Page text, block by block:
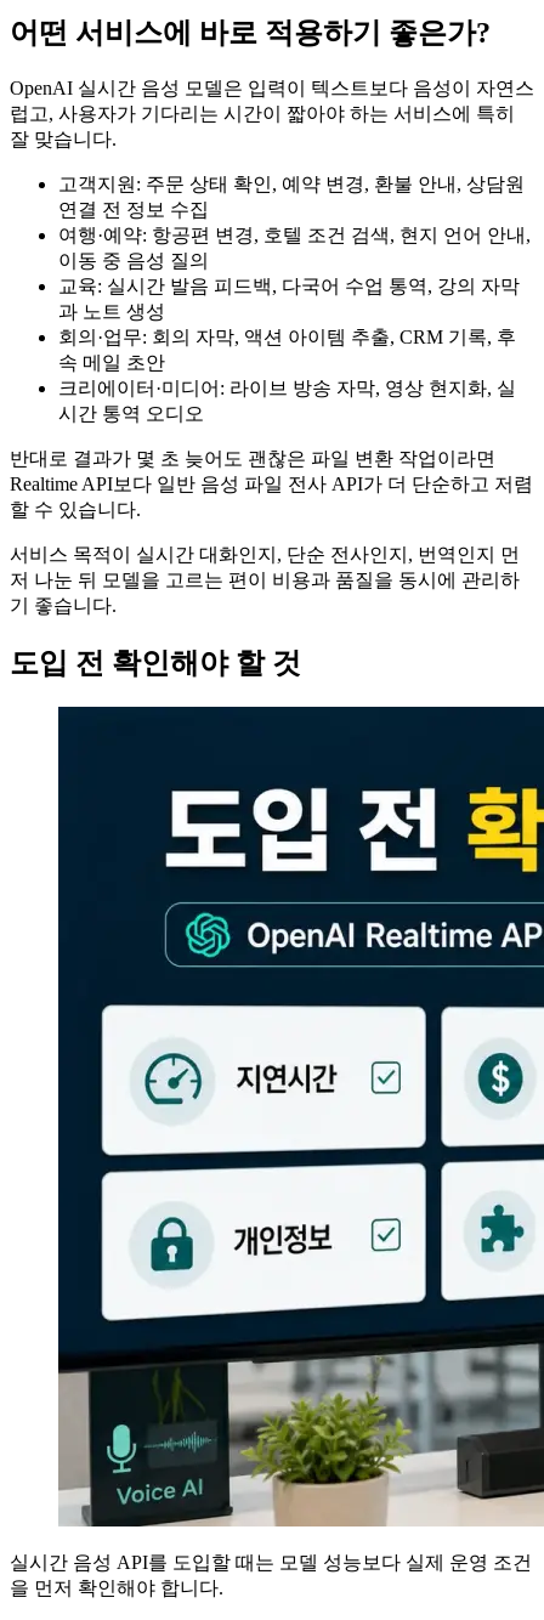
어떤 서비스에 바로 적용하기 좋은가?
OpenAI 실시간 음성 모델은 입력이 텍스트보다 음성이 자연스
럽고, 사용자가 기다리는 시간이 짧아야 하는 서비스에 특히
잘 맞습니다.
고객지원: 주문 상태 확인, 예약 변경, 환불 안내, 상담원
연결 전 정보 수집
여행·예약: 항공편 변경, 호텔 조건 검색, 현지 언어 안내,
이동 중 음성 질의
교육: 실시간 발음 피드백, 다국어 수업 통역, 강의 자막
과 노트 생성
회의·업무: 회의 자막, 액션 아이템 추출, CRM 기록, 후
속 메일 초안
크리에이터·미디어: 라이브 방송 자막, 영상 현지화, 실
시간 통역 오디오
반대로 결과가 몇 초 늦어도 괜찮은 파일 변환 작업이라면
Realtime API보다 일반 음성 파일 전사 API가 더 단순하고 저렴
할 수 있습니다.
서비스 목적이 실시간 대화인지, 단순 전사인지, 번역인지 먼
저 나눈 뒤 모델을 고르는 편이 비용과 품질을 동시에 관리하
기 좋습니다.
도입 전 확인해야 할 것
실시간 음성 API를 도입할 때는 모델 성능보다 실제 운영 조건
을 먼저 확인해야 합니다.